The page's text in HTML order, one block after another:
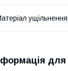
ущільнення